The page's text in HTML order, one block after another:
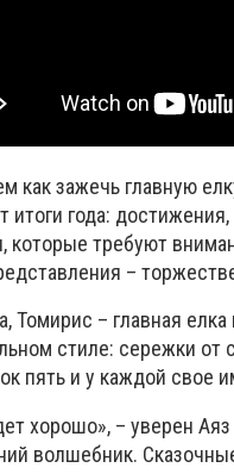
как зажечь главную
итоги года:
которые требуют
–
Томирис – главная
стиле: сережки от
пять и у каждой свое
хорошо», – уверен
волшебник.